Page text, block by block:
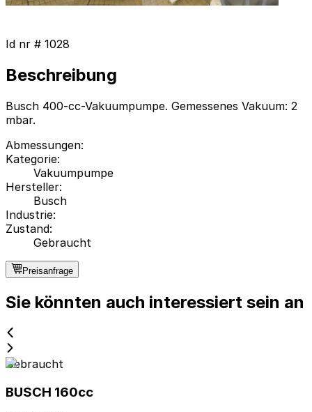
Id nr # 1028
Beschreibung
Busch 400-cc-Vakuumpumpe. Gemessenes Vakuum: 2
mbar.
Abmessungen:
Kategorie:
Vakuumpumpe
Hersteller:
Busch
Industrie:
Zustand:
Gebraucht
Preisanfrage
Sie könnten auch interessiert sein an
Gebraucht
BUSCH 160cc